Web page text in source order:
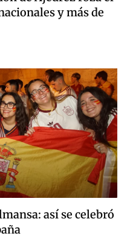
y más de
así se celebró